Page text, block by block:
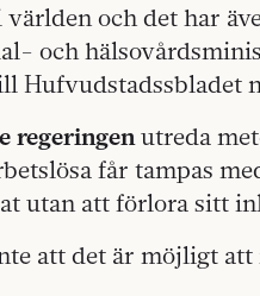
och det har
och
Hufvudstadssbladet
regeringenutreda
får tampas
utan att förlora sitt
att det är möjligt